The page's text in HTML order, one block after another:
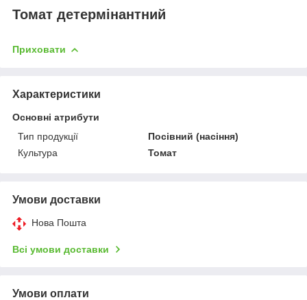
Томат детермінантний
Приховати
Характеристики
Основні атрибути
Тип продукції
Посівний (насіння)
Культура
Томат
Умови доставки
Нова Пошта
Всі умови доставки
Умови оплати